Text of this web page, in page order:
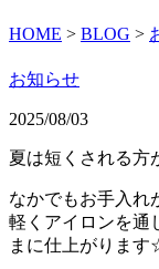
HOME > BLOG >
お知らせ
2025/08/03
夏は短くされる方
なかでもお手入れ
軽くアイロンを通
まに仕上がりま